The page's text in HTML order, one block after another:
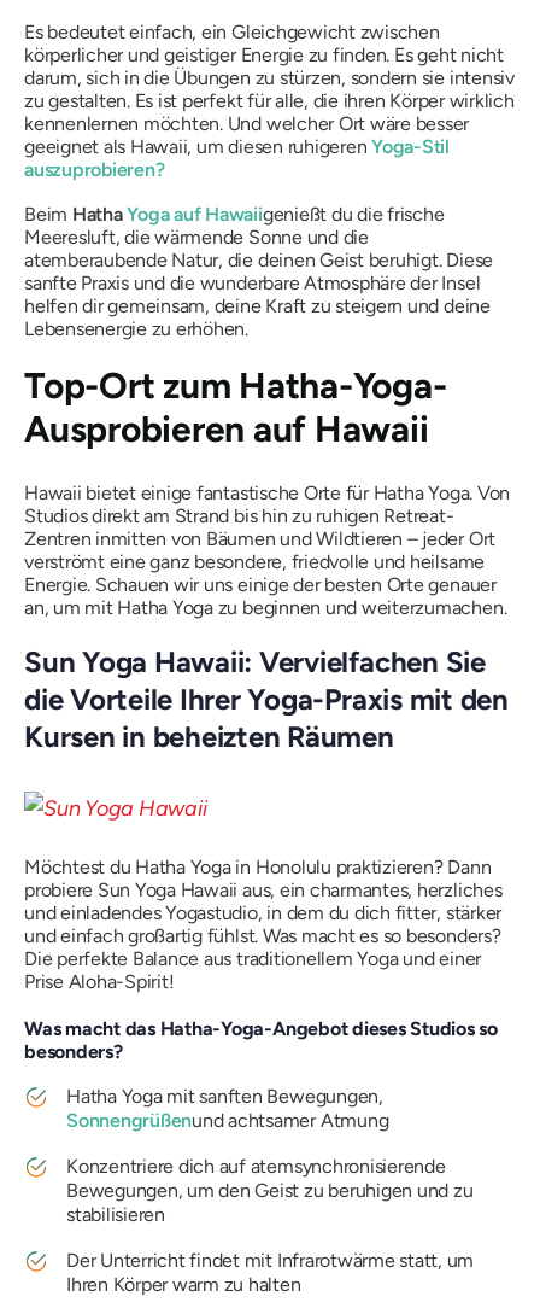
Es bedeutet einfach, ein Gleichgewicht zwischen
körperlicher und geistiger Energie zu finden. Es geht nicht
darum, sich in die Übungen zu stürzen, sondern sie intensiv
zu gestalten. Es ist perfekt für alle, die ihren Körper wirklich
kennenlernen möchten. Und welcher Ort wäre besser
geeignet als Hawaii, um diesen ruhigerenYoga-Stil
auszuprobieren?
Beim HathaYoga auf Hawaiigenießt du die frische
Meeresluft, die wärmende Sonne und die
atemberaubende Natur, die deinen Geist beruhigt. Diese
sanfte Praxis und die wunderbare Atmosphäre der Insel
helfen dir gemeinsam, deine Kraft zu steigern und deine
Lebensenergie zu erhöhen.
Top-Ort zum Hatha-Yoga-
Ausprobieren auf Hawaii
Hawaii bietet einige fantastische Orte für Hatha Yoga. Von
Studios direkt am Strand bis hin zu ruhigen Retreat-
Zentren inmitten von Bäumen und Wildtieren – jeder Ort
verströmt eine ganz besondere, friedvolle und heilsame
Energie. Schauen wir uns einige der besten Orte genauer
an, um mit Hatha Yoga zu beginnen und weiterzumachen.
Sun Yoga Hawaii: Vervielfachen Sie
die Vorteile Ihrer Yoga-Praxis mit den
Kursen in beheizten Räumen
Möchtest du Hatha Yoga in Honolulu praktizieren? Dann
probiere Sun Yoga Hawaii aus, ein charmantes, herzliches
und einladendes Yogastudio, in dem du dich fitter, stärker
und einfach großartig fühlst. Was macht es so besonders?
Die perfekte Balance aus traditionellem Yoga und einer
Prise Aloha-Spirit!
Was macht das Hatha-Yoga-Angebot dieses Studios so
besonders?
Hatha Yoga mit sanften Bewegungen,
Sonnengrüßenund achtsamer Atmung
Konzentriere dich auf atemsynchronisierende
Bewegungen, um den Geist zu beruhigen und zu
stabilisieren
Der Unterricht findet mit Infrarotwärme statt, um
Ihren Körper warm zu halten